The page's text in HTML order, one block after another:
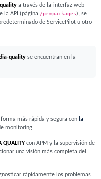
a través de la interfaz web
la API (página /prmpackages), se
de ServicePilot u otro
qualityse encuentran en la
más rápida y segura con la
monitoring.
QUALITYcon APM y la supervisión de
una visión más completa del
rápidamente los problemas